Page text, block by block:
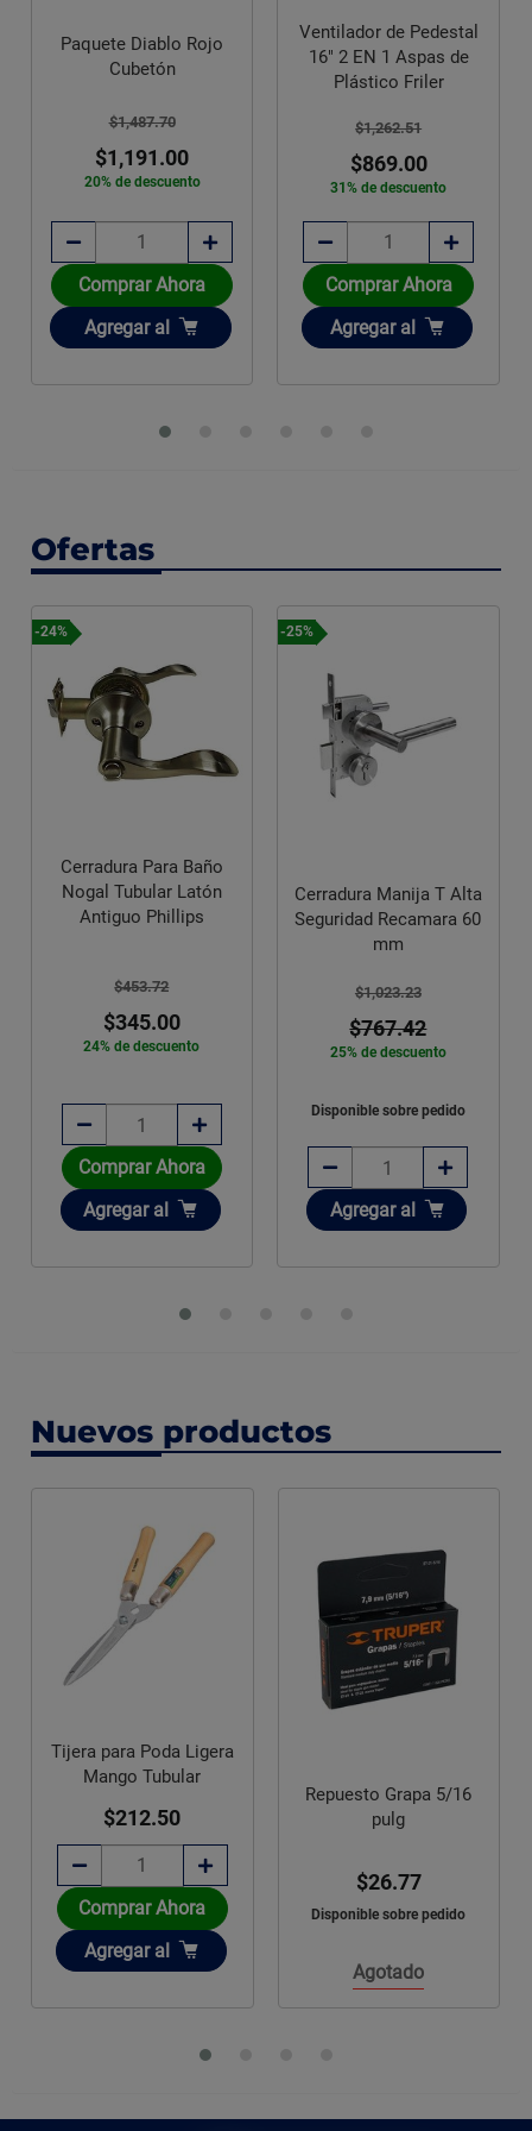
Paquete Diablo Rojo
Cubetón
$1,487.70
$1,191.00
20% de descuento
Comprar Ahora
Añadir
Agregar al
Ventilador de Pedestal
16" 2 EN 1 Aspas de
Plástico Friler
$1,262.51
$869.00
31% de descuento
Comprar Ahora
Añadir
Agregar al
Ofertas
-24%
Cerradura Para Baño
Nogal Tubular Latón
Antiguo Phillips
$453.72
$345.00
24% de descuento
Comprar Ahora
Añadir
Agregar al
-25%
Cerradura Manija T Alta
Seguridad Recamara 60
mm
$1,023.23
$767.42
25% de descuento
Disponible sobre pedido
Añadir
Agregar al
Nuevos productos
Ligera
$26.77
Disponible sobre pedido
Agotado
Truper 5/8
Comprar Ahora